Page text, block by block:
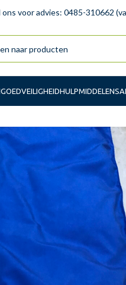
ons voor advies: 0485-310662
VEILIGHEIDHULPMIDDELEN